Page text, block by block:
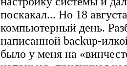
поскакал... Но 18
компьютерный день.
написанной backup-
было у меня на